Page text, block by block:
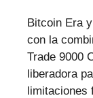
Bitcoin Era
con la
Trade 9000
liberadora
limitaciones